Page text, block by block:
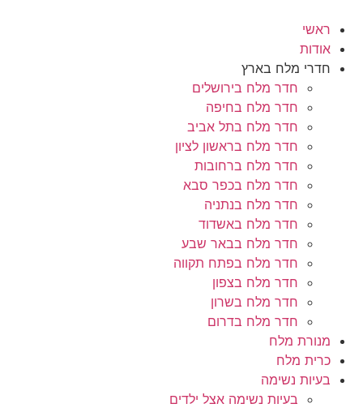
לתוכן
ראשי
אודות
חדרי מלח בארץ
חדר מלח בירושלים
חדר מלח בחיפה
חדר מלח בתל אביב
חדר מלח בראשון לציון
חדר מלח ברחובות
חדר מלח בכפר סבא
חדר מלח בנתניה
חדר מלח באשדוד
חדר מלח בבאר שבע
חדר מלח בפתח תקווה
חדר מלח בצפון
חדר מלח בשרון
חדר מלח בדרום
מנורת מלח
כרית מלח
בעיות נשימה
בעיות נשימה אצל ילדים